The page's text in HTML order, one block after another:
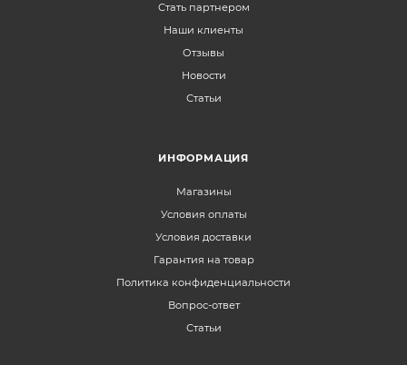
Стать партнером
Наши клиенты
Отзывы
Новости
Статьи
ИНФОРМАЦИЯ
Магазины
Условия оплаты
Условия доставки
Гарантия на товар
Политика конфиденциальности
Вопрос-ответ
Статьи